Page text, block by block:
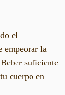
el
empeorar la
suficiente
cuerpo en